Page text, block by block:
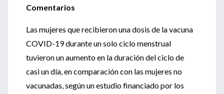
Comentarios
Las mujeres que recibieron una dosis de la vacuna
COVID-19 durante un solo ciclo menstrual
tuvieron un aumento en la duración del ciclo de
casi un día, en comparación con las mujeres no
vacunadas, según un estudio financiado por los